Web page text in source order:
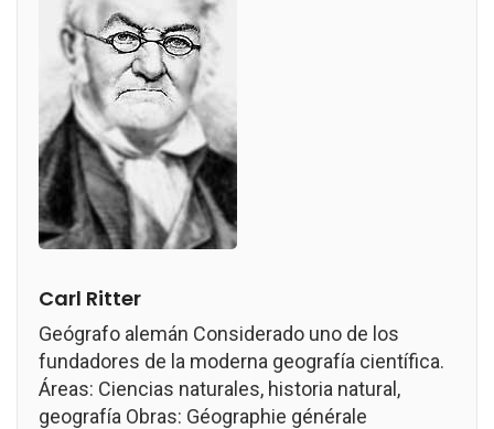
Carl Ritter
Geógrafo alemán Considerado uno de los
fundadores de la moderna geografía científica.
Áreas: Ciencias naturales, historia natural,
geografía Obras: Géographie générale